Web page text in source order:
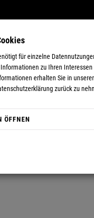
für einzelne
zu Ihren
erhalten Sie in unserer
zurück zu
ÖFFNEN